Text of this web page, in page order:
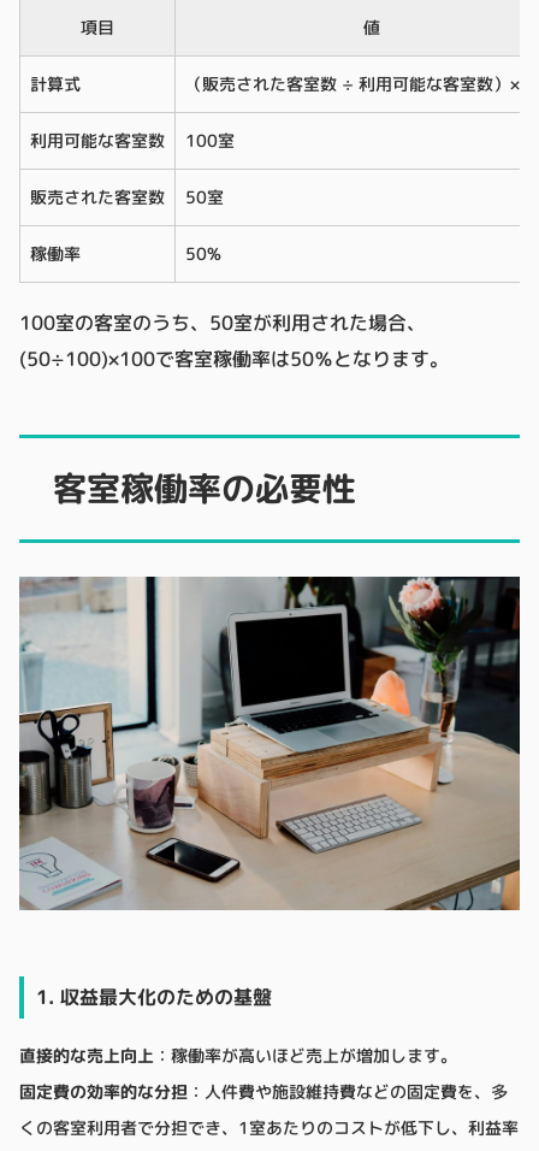
項目 値
計算式 （販売された客室数 ÷ 利用可能な客室数）×
利用可能な客室数 100室
販売された客室数 50室
稼働率 50%
100室の客室のうち、50室が利用された場合、
(50÷100)×100で客室稼働率は50％となります。
客室稼働率の必要性
1. 収益最大化のための基盤
直接的な売上向上 ：稼働率が高いほど売上が増加します。
固定費の効率的な分担 ：人件費や施設維持費などの固定費を、多
くの客室利用者で分担でき、1室あたりのコストが低下し、利益率